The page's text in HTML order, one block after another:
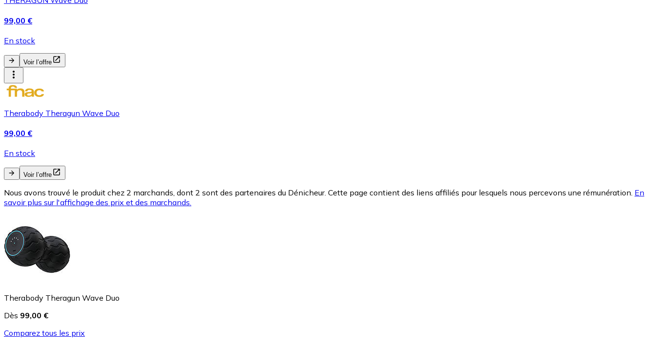
99,00 €
En stock
Voir l’offre
Therabody Theragun Wave Duo
99,00 €
En stock
Voir l’offre
Nous avons trouvé le produit chez 2 marchands, dont 2 sont des partenaires du Dénicheur. Cette page contient des liens affiliés pour lesquels nous percevons une rémunération. En
savoir plus sur l'affichage des prix et des marchands.
Therabody Theragun Wave Duo
Dès 99,00 €
Comparez tous les prix